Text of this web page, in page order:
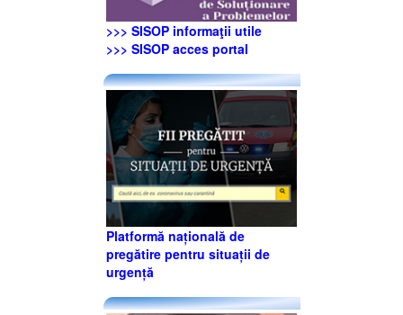
>>> SISOP informaţii utile
>>> SISOP acces portal
Platformă națională de
pregătire pentru situații de
urgență